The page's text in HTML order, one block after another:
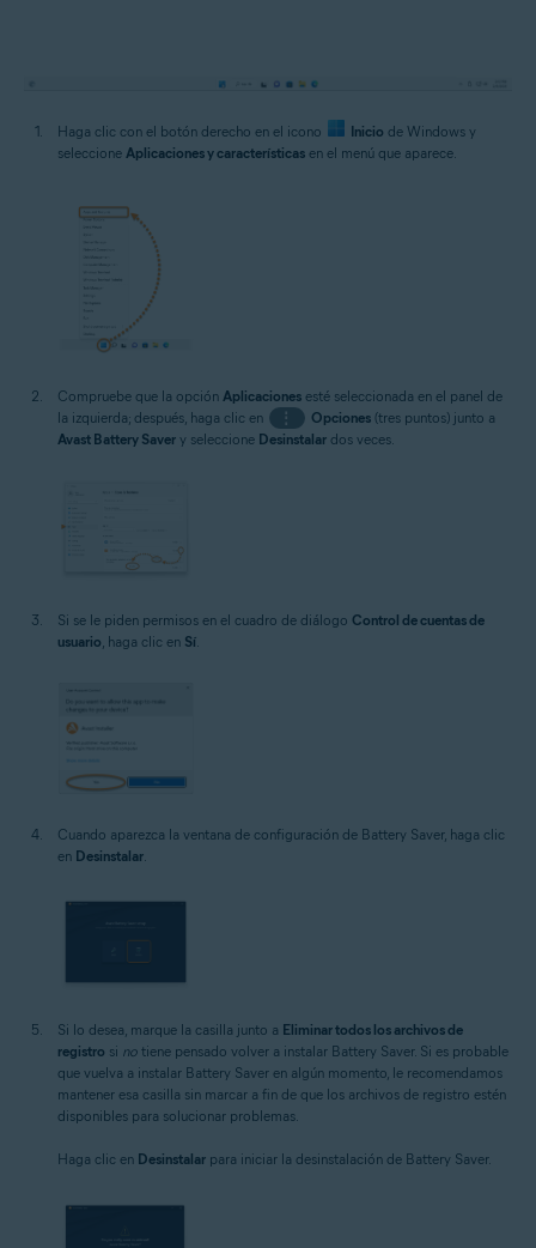
Haga clic con el botón derecho en el icono Inicio de Windows y
seleccione Aplicaciones y características en el menú que aparece.
Compruebe que la opción Aplicaciones esté seleccionada en el panel de
la izquierda; después, haga clic en
⋮ Opciones(tres puntos) junto a
Avast Battery Saver y seleccione Desinstalar dos veces.
Si se le piden permisos en el cuadro de diálogo Control de cuentas de
usuario, haga clic en Sí.
Cuando aparezca la ventana de configuración de Battery Saver, haga clic
en Desinstalar.
Si lo desea, marque la casilla junto a Eliminar todos los archivos de
registro si no tiene pensado volver a instalar Battery Saver. Si es probable
que vuelva a instalar Battery Saver en algún momento, le recomendamos
mantener esa casilla sin marcar a fin de que los archivos de registro estén
disponibles para solucionar problemas.
Haga clic en Desinstalar para iniciar la desinstalación de Battery Saver.